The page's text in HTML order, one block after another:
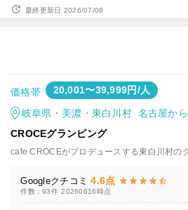
最終更新日 2026/07/08
価格帯 20,001〜39,999円/人
岐阜県・美濃・東白川村 名古屋か
CROCEグランピング
cafe CROCEがプロデュースする東白川村の
Googleクチコミ 4.6点
件数：93件 20260616時点